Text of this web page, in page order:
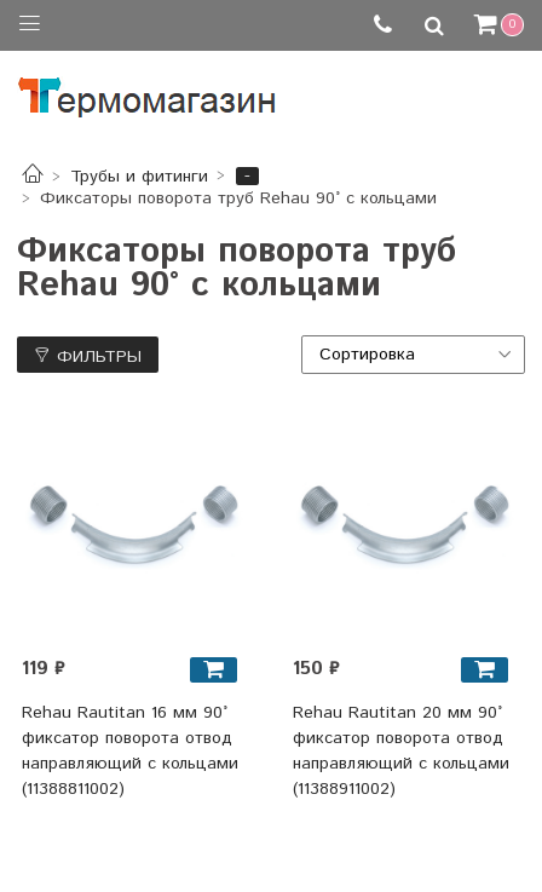
0
Трубы и фитинги
-
Фиксаторы поворота труб Rehau 90° с кольцами
Фиксаторы поворота труб
Rehau 90° с кольцами
ФИЛЬТРЫ
119 ₽
Rehau Rautitan 16 мм 90°
фиксатор поворота отвод
направляющий с кольцами
(11388811002)
150 ₽
Rehau Rautitan 20 мм 90°
фиксатор поворота отвод
направляющий с кольцами
(11388911002)